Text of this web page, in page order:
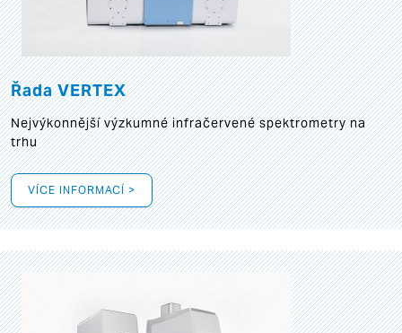
Řada VERTEX
Nejvýkonnější výzkumné infračervené spektrometry na
trhu
VÍCE INFORMACÍ >